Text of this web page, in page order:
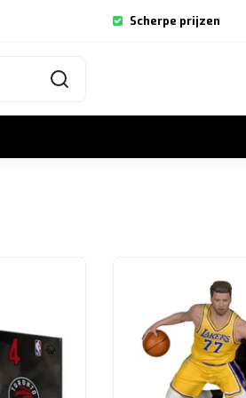
Scherpe prijzen